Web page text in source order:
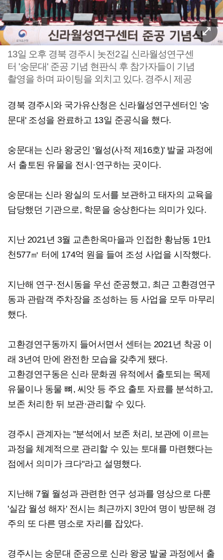
13일 오후 경북 경주시 놋전2길 신라월성연구센
터 '숭문대' 준공 기념 현판식 후 참가자들이 기념
촬영을 하며 파이팅을 외치고 있다. 경주시 제공
경북 경주시와 국가유산청은 신라월성연구센터인 '숭
문대' 조성을 완료하고 13일 준공식을 했다.
숭문대는 신라 왕궁인 '월성(사적 제16호)' 발굴 과정에
서 출토된 유물을 전시·연구하는 곳이다.
숭문대는 신라 왕실의 도서를 보관하고 태자의 교육을
담당했던 기관으로, 학문을 숭상한다는 의미가 있다.
지난 2021년 3월 교촌한옥마을과 인접한 황남동 1만1
천577㎡ 터에 174억 원을 들여 조성 사업을 시작했다.
지난해 연구·전시동을 우선 준공했고, 최근 고환경연구
동과 관람객 주차장을 조성하는 등 사업을 모두 마무리
했다.
고환경연구동까지 들어서면서 센터는 2021년 착공 이
래 3년여 만에 완전한 모습을 갖추게 됐다.
고환경연구동은 신라 문화권 유적에서 출토되는 목제
유물이나 동물 뼈, 씨앗 등 주요 출토 자료를 분석하고,
보존 처리한 뒤 보관·관리할 수 있다.
경주시 관계자는 "분석에서 보존 처리, 보관에 이르는
과정을 체계적으로 관리할 수 있는 토대를 마련했다는
점에서 의미가 크다"라고 설명했다.
지난해 7월 월성과 관련한 연구 성과를 영상으로 다룬
'실감 월성 해자' 전시는 최근까지 3만여 명이 방문해 경
주의 또 다른 명소로 자리를 잡았다.
경주시는 숭문대 준공으로 신라 왕궁 발굴 과정에서 출